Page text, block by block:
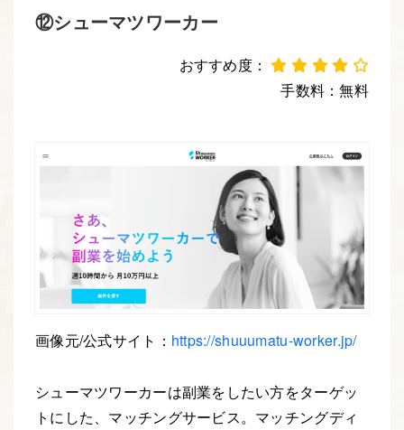
⑫シューマツワーカー
おすすめ度：
手数料：無料
画像元/公式サイト： https://shuuumatu-worker.jp/
シューマツワーカーは副業をしたい方をターゲッ
トにした、マッチングサービス。マッチングディ